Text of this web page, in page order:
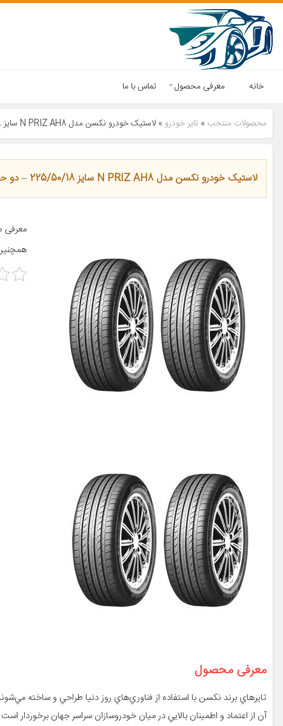
خانه معرفی محصول تماس با ما
محصولات منتخب » تایر خودرو» لاستیک خودرو نکسن مدل N PRIZ AH8 سایز 225/50/18 – دو حلقه
لاستیک خودرو نکسن مدل N PRIZ AH8 سایز 225/50/18 – دو حلقه
معرفی
معرفی محصول
آن از اعتماد و اطمينان بالايي در ميان خودروسازان سراسر جهان برخوردار